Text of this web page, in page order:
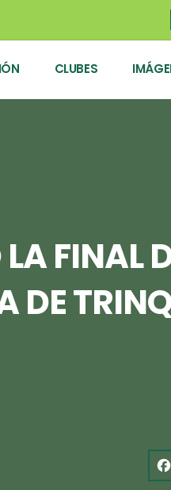
CLUBES
FINAL
DE